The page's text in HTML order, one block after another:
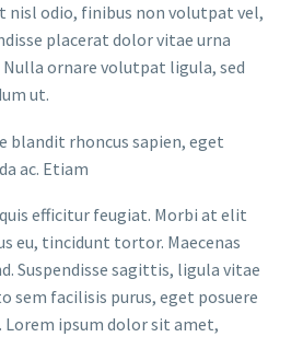
nisl odio, finibus non volutpat vel,
placerat dolor vitae urna
ornare volutpat ligula, sed
ut.
blandit rhoncus sapien, eget
ac. Etiam
efficitur feugiat. Morbi at elit
eu, tincidunt tortor. Maecenas
Suspendisse sagittis, ligula vitae
sem facilisis purus, eget posuere
Lorem ipsum dolor sit amet,